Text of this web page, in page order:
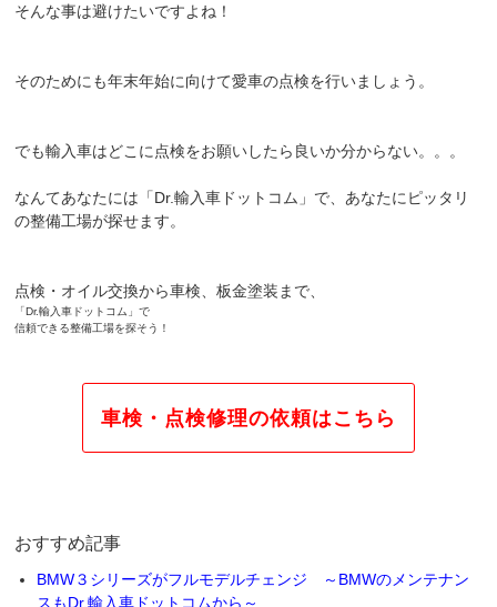
そんな事は避けたいですよね！
そのためにも年末年始に向けて愛車の点検を行いましょう。
でも輸入車はどこに点検をお願いしたら良いか分からない。。。
なんてあなたには「Dr.輸入車ドットコム」で、あなたにピッタリ
の整備工場が探せます。
点検・オイル交換から車検、板金塗装まで、
「Dr.輸入車ドットコム」で
信頼できる整備工場を探そう！
車検・点検修理の依頼はこちら
おすすめ記事
BMW３シリーズがフルモデルチェンジ ～BMWのメンテナン
スもDr.輸入車ドットコムから～